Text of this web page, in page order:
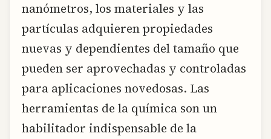
nanómetros, los materiales y las
partículas adquieren propiedades
nuevas y dependientes del tamaño que
pueden ser aprovechadas y controladas
para aplicaciones novedosas. Las
herramientas de la química son un
habilitador indispensable de la